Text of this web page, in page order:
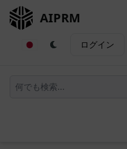
AIPRM
ログイン